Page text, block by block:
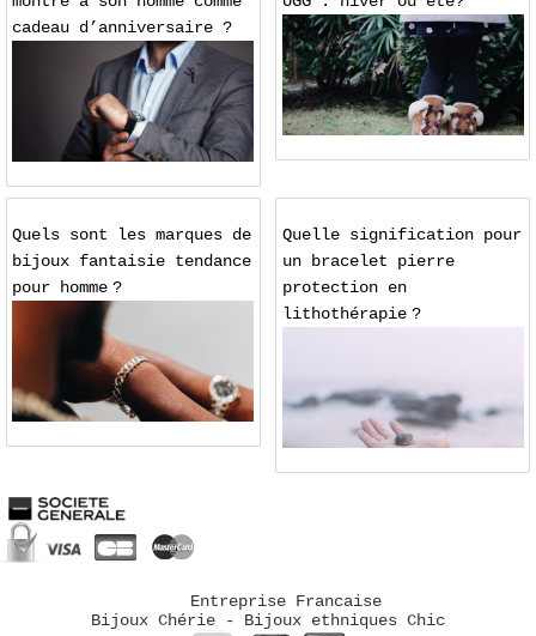
cadeau d’anniversaire ?
Quels sont les marques de
bijoux fantaisie tendance
pour homme ?
Quelle signification pour
un bracelet pierre
protection en
lithothérapie ?
Entreprise Francaise
Bijoux Chérie - Bijoux ethniques Chic